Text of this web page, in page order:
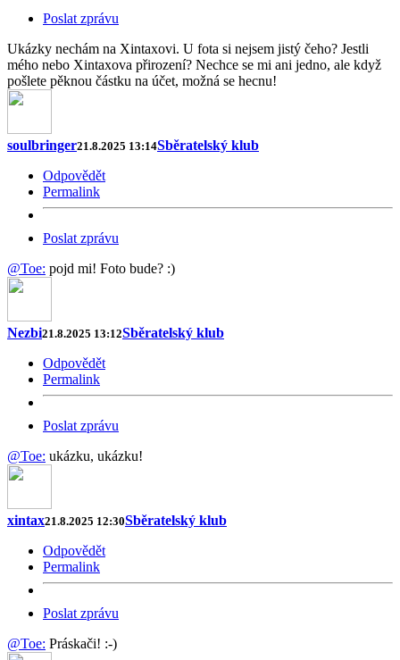
Poslat zprávu
Ukázky nechám na Xintaxovi. U fota si nejsem jistý čeho? Jestli
mého nebo Xintaxova přirození? Nechce se mi ani jedno, ale když
pošlete pěknou částku na účet, možná se hecnu!
soulbringer21.8.2025 13:14Sběratelský klub
Odpovědět
Permalink
Poslat zprávu
@Toe: pojd mi! Foto bude? :)
Nezbi21.8.2025 13:12Sběratelský klub
Odpovědět
Permalink
Poslat zprávu
@Toe: ukázku, ukázku!
xintax21.8.2025 12:30Sběratelský klub
Odpovědět
Permalink
Poslat zprávu
@Toe: Práskači! :-)